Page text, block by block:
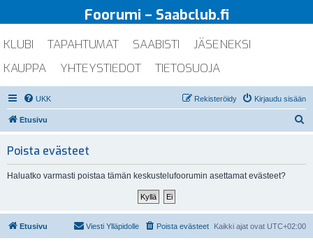
Foorumi – Saabclub.fi
KLUBI TAPAHTUMAT SAABISTI
JÄSENEKSI
KAUPPA
YHTEYSTIEDOT TIETOSUOJA
UKK Kirjaudu sisään
Rekisteröidy
Etusivu
Poista evästeet
Haluatko varmasti poistaa tämän keskustelufoorumin asettamat evästeet?
Etusivu Kaikki ajat ovat UTC+02:00
Poista evästeet
Viesti Ylläpidolle